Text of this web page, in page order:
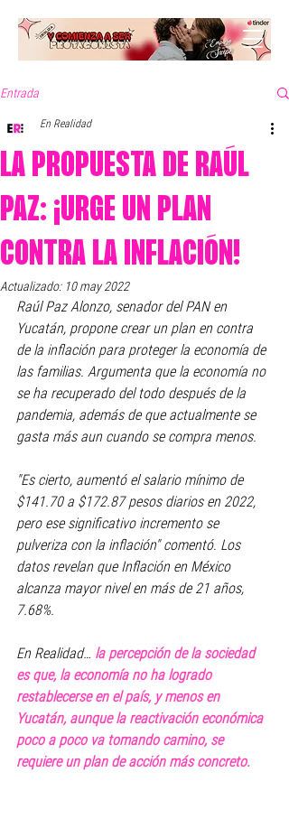
Entrada
LA PROPUESTA DE RAÚL
PAZ: ¡URGE UN PLAN
CONTRA LA INFLACIÓN!
En Realidad
Actualizado: 10 may 2022
Raúl Paz Alonzo, senador del PAN en
Yucatán, propone crear un plan en contra
de la inflación para proteger la economía de
las familias. Argumenta que la economía no
se ha recuperado del todo después de la
pandemia, además de que actualmente se
gasta más aun cuando se compra menos.
"Es cierto, aumentó el salario mínimo de
$141.70 a $172.87 pesos diarios en 2022,
pero ese significativo incremento se
pulveriza con la inflación" comentó. Los
datos revelan que Inflación en México
alcanza mayor nivel en más de 21 años,
7.68%.
En Realidad… la percepción de la sociedad
es que, la economía no ha logrado
restablecerse en el país, y menos en
Yucatán, aunque la reactivación económica
poco a poco va tomando camino, se
requiere un plan de acción más concreto.